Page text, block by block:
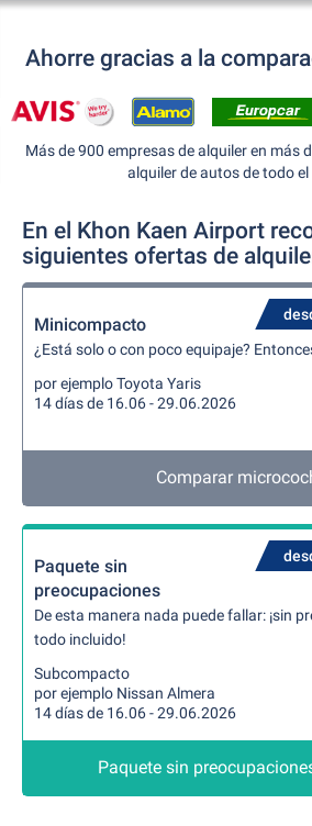
Ahorre gracias a la
Más de 900 empresas de alquiler en más
alquiler de autos de todo el
En el Khon Kaen Airport
siguientes ofertas de
Minicompacto
¿Está solo o con poco equipaje?
por ejemplo Toyota Yaris
14 días de 16.06 - 29.06.2026
Comparar
Paquete sin
preocupaciones
De esta manera nada puede fallar: ¡sin
todo incluido!
Subcompacto
por ejemplo Nissan Almera
14 días de 16.06 - 29.06.2026
Paquete sin